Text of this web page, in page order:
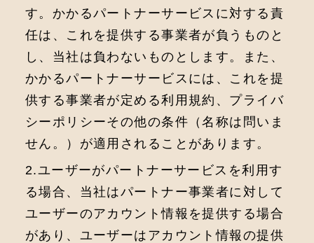
す。かかるパートナーサービスに対する責
任は、これを提供する事業者が負うものと
し、当社は負わないものとします。また、
かかるパートナーサービスには、これを提
供する事業者が定める利⽤規約、プライバ
シーポリシーその他の条件（名称は問いま
せん。）が適⽤されることがあります。
2.ユーザーがパートナーサービスを利⽤す
る場合、当社はパートナー事業者に対して
ユーザーのアカウント情報を提供する場合
があり、ユーザーはアカウント情報の提供